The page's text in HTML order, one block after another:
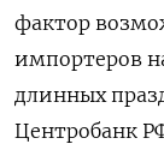
фактор
импортеров
длинных
Центробанк